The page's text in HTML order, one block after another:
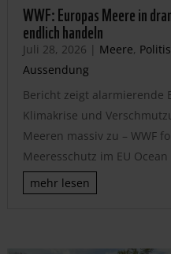
WWF: Europas Meere in
endlich handeln
Juli 28, 2026 | Meere,
Aussendung
Bericht zeigt alarmierende
Klimakrise und
Meeren massiv zu – WWF
Meeresschutz im EU Ocean
mehr lesen